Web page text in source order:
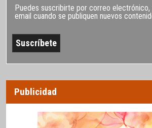
Puedes suscribirte por correo electrónico,
email cuando se publiquen nuevos
Publicidad